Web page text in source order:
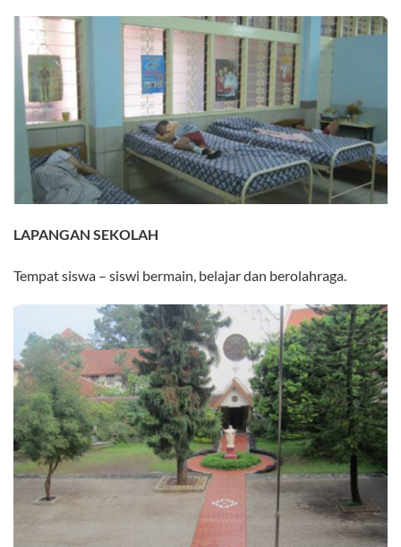
LAPANGAN SEKOLAH
Tempat siswa – siswi bermain, belajar dan berolahraga.